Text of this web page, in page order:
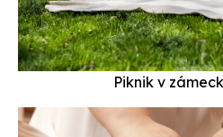
Piknik v